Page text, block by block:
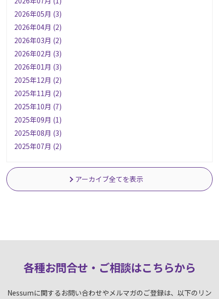
2026年05月 (3)
2026年04月 (2)
2026年03月 (2)
2026年02月 (3)
2026年01月 (3)
2025年12月 (2)
2025年11月 (2)
2025年10月 (7)
2025年09月 (1)
2025年08月 (3)
2025年07月 (2)
アーカイブ全てを表示
各種お問合せ・ご相談はこちらから
Nessumに関するお問い合わせやメルマガのご登録は、以下のリン